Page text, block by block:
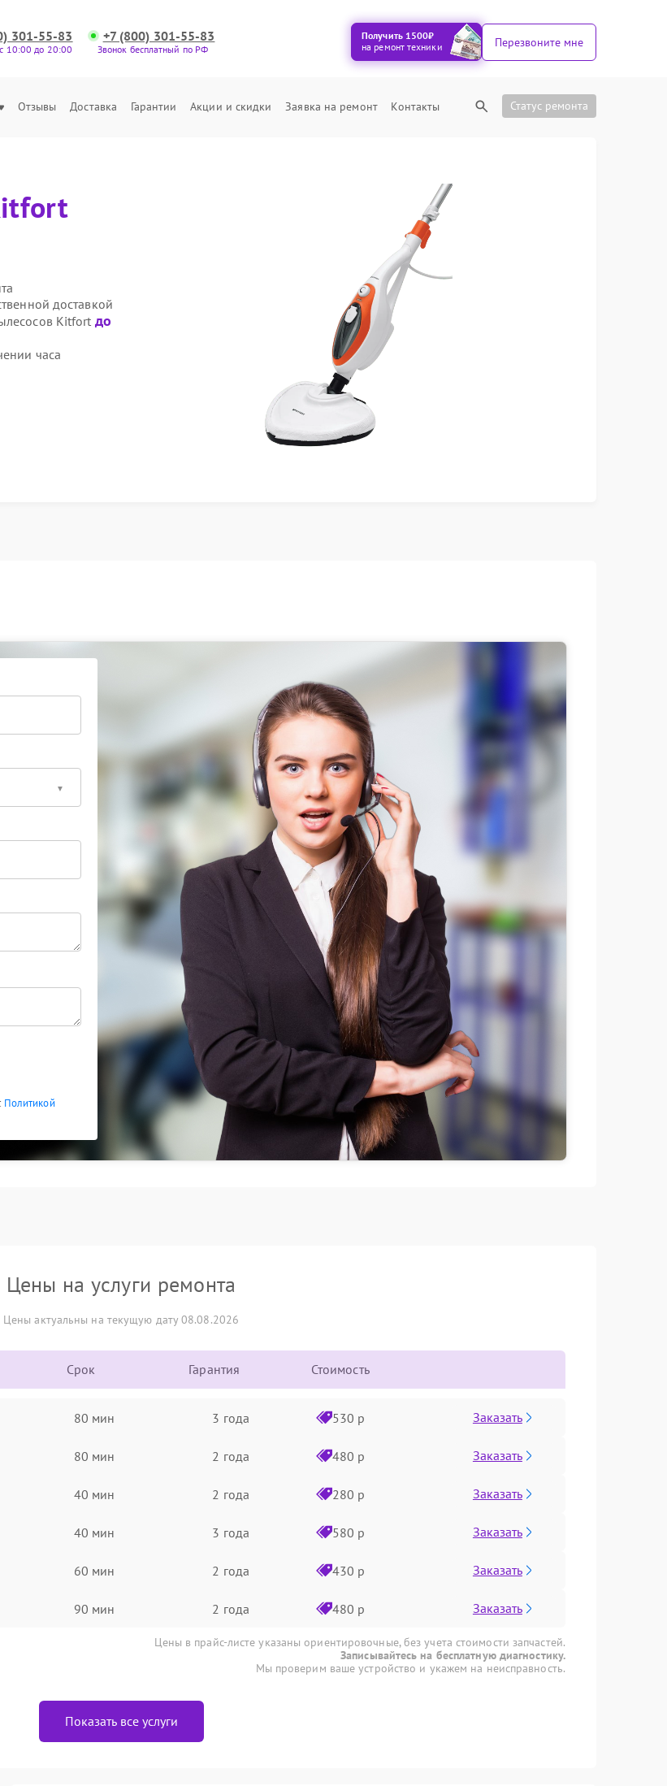
301-55-83
10:00 до 20:00
+7 (800) 301-55-83
Звонок бесплатный по РФ
Получить 1500₽
на ремонт техники
Перезвоните мне
Отзывы Доставка Гарантии Акции и скидки Заявка на ремонт Контакты Статус ремонта
доставкой
Kitfort до
часа
Политикой
Цены на услуги ремонта
Цены актуальны на текущую дату 08.08.2026
Срок Гарантия Стоимость
80 мин 3 года 530 р Заказать
80 мин 2 года 480 р Заказать
40 мин 2 года 280 р Заказать
40 мин 3 года 580 р Заказать
60 мин 2 года 430 р Заказать
90 мин 2 года 480 р Заказать
Цены в прайс-листе указаны ориентировочные, без учета стоимости запчастей.
Записывайтесь на бесплатную диагностику.
Мы проверим ваше устройство и укажем на неисправность.
Показать все услуги